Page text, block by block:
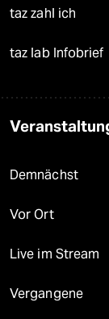
taz zahl ich
taz lab Infobrief
Demnächst
Vor Ort
Live im Stream
Vergangene